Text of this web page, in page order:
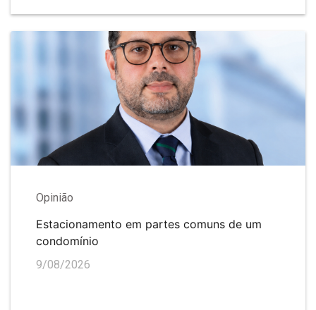
Opinião
Estacionamento em partes comuns de um
condomínio
9/08/2026